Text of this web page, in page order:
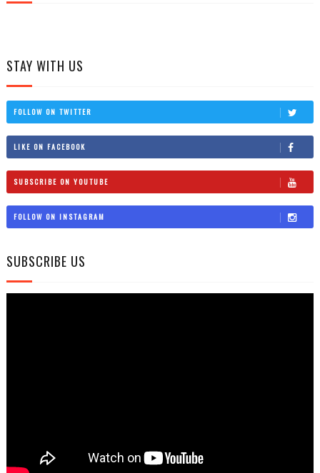
STAY WITH US
FOLLOW ON TWITTER
LIKE ON FACEBOOK
SUBSCRIBE ON YOUTUBE
FOLLOW ON INSTAGRAM
SUBSCRIBE US